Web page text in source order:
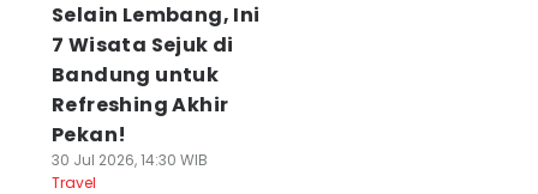
Selain Lembang, Ini
7 Wisata Sejuk di
Bandung untuk
Refreshing Akhir
Pekan!
30 Jul 2026, 14:30 WIB
Travel